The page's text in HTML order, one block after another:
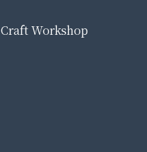
Workshop